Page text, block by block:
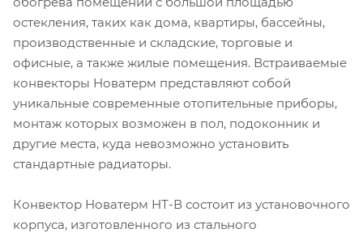
остекления, таких как дома, квартиры, бассейны,
производственные и складские, торговые и
офисные, а также жилые помещения. Встраиваемые
конвекторы Новатерм представляют собой
уникальные современные отопительные приборы,
монтаж которых возможен в пол, подоконник и
другие места, куда невозможно установить
стандартные радиаторы.
Конвектор Новатерм НТ-В состоит из установочного
корпуса, изготовленного из стального